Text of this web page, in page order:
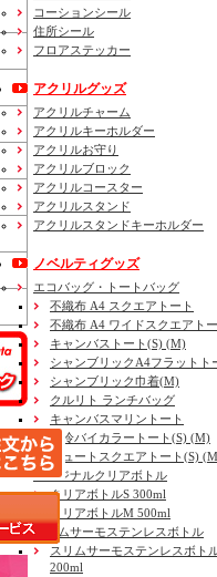
コーションシール
住所シール
フロアステッカー
アクリルグッズ
アクリルチャーム
アクリルキーホルダー
アクリルお守り
アクリルブロック
アクリルコースター
アクリルスタンド
アクリルスタンドキーホルダー
ノベルティグッズ
エコバッグ・トートバッグ
不織布 A4 スクエアトート
不織布 A4 ワイドスクエアト
キャンバストート(S) (M)
シャンブリックA4フラットト
シャンブリック巾着(M)
クルリト ランチバッグ
キャンバスマリントート
保冷バイカラートート(S) (M)
ジュートスクエアトート(S)
オリジナルクリアボトル
クリアボトルS 300ml
クリアボトルM 500ml
スリムサーモステンレスボトル
スリムサーモステンレスボト
200ml